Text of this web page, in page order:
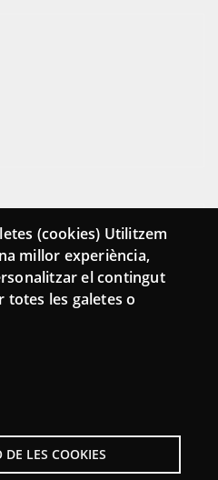
(cookies) Utilitzem
millor experiència,
el contingut
totes les galetes o
LES COOKIES